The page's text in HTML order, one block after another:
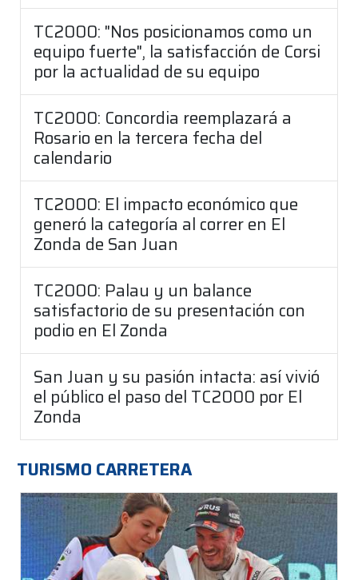
TC2000: "Nos posicionamos como un
equipo fuerte", la satisfacción de Corsi
por la actualidad de su equipo
TC2000: Concordia reemplazará a
Rosario en la tercera fecha del
calendario
TC2000: El impacto económico que
generó la categoría al correr en El
Zonda de San Juan
TC2000: Palau y un balance
satisfactorio de su presentación con
podio en El Zonda
San Juan y su pasión intacta: así vivió
el público el paso del TC2000 por El
Zonda
TURISMO CARRETERA